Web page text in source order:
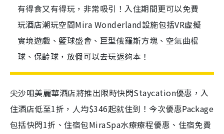
有得食又有得玩，非常吸引！入住期間更可以免費
玩酒店潮玩空間Mira Wonderland設施包括VR虛擬
實境遊戲、籃球盛會、巨型俄羅斯方塊、空氣曲棍
球、保齡球，放假可以去玩返夠本！
尖沙咀美麗華酒店將推出限時快閃Staycation優惠，入
住酒店低至1折，人均$346起就住到！今次優惠Package
包括快閃1折、住宿包MiraSpa水療療程優惠、住宿免費